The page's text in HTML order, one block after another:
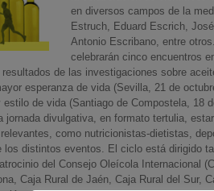
en diversos campos de la
Estruch, Eduard Escrich,
Antonio Escribano, entre
celebrarán cinco encuentros
de las investigaciones sobre
esperanza de vida (Sevilla, 21 de
de vida (Santiago de Compostela, 18
jornada divulgativa, en formato tertulia,
como nutricionistas-dietistas,
los distintos eventos. El ciclo está dirigido
del Consejo Oleícola Internacional
Caja Rural de Jaén, Caja Rural del Sur,